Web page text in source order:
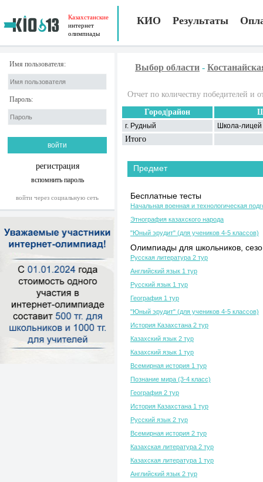
Казахстанские
интернет
олимпиады
КИО Результаты
Имя пользователя:
Пароль:
регистрация
вспомнить пароль
войти через социальную сеть
Выбор области -
Отчет по количеству победителей и
Город|район
г. Рудный Школа-
Итого
Предмет
Бесплатные тесты
Начальная военная и технологическая
Этнография казахского народа
"Юный эрудит" (для учеников 4-5 классов)
Олимпиады для школьников,
Русская литература 2 тур
Английский язык 1 тур
Русский язык 1 тур
География 1 тур
"Юный эрудит" (для учеников 4-5 классов)
История Казахстана 2 тур
Казахский язык 2 тур
Казахский язык 1 тур
Всемирная история 1 тур
Познание мира (3-4 класс)
География 2 тур
История Казахстана 1 тур
Русский язык 2 тур
Всемирная история 2 тур
Казахская литература 2 тур
Казахская литература 1 тур
Английский язык 2 тур